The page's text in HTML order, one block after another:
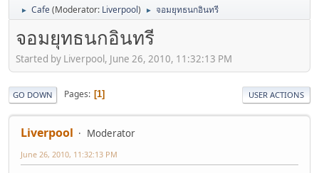
► Cafe(Moderator: Liverpool) ► จอมยุทธนกอินทรี
จอมยุทธนกอินทรี
Started by Liverpool, June 26, 2010, 11:32:13 PM
GO DOWN Pages 1 USER ACTIONS
Liverpool Moderator
June 26, 2010, 11:32:13 PM